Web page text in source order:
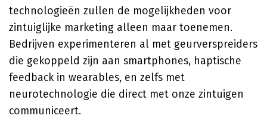
technologieën zullen de mogelijkheden voor
zintuiglijke marketing alleen maar toenemen.
Bedrijven experimenteren al met geurverspreiders
die gekoppeld zijn aan smartphones, haptische
feedback in wearables, en zelfs met
neurotechnologie die direct met onze zintuigen
communiceert.